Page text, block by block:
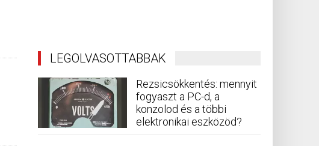
LEGOLVASOTTABBAK
Rezsicsökkentés: mennyit
fogyaszt a PC-d, a
konzolod és a többi
elektronikai eszközöd?